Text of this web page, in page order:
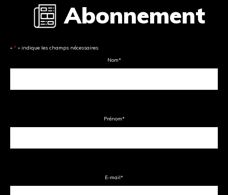
Abonnement
« * » indique les champs nécessaires
Nom*
Prénom*
E-mail*